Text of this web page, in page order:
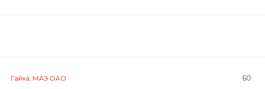
Гайка, МАЗ ОАО 60